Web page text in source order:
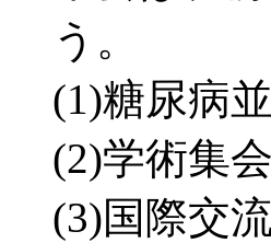
う。
(1)糖尿病
(2)学術集
(3)国際交